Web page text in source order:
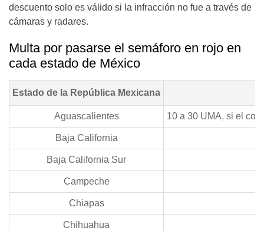
descuento solo es válido si la infracción no fue a través de
cámaras y radares.
Multa por pasarse el semáforo en rojo en
cada estado de México
Estado de la República Mexicana
Aguascalientes 10 a 30 UMA, si el
Baja California
Baja California Sur
Campeche
Chiapas
Chihuahua